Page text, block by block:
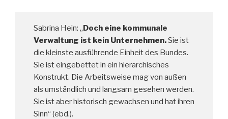
Sabrina Hein: „Doch eine kommunale
Verwaltung ist kein Unternehmen.Sie ist
die kleinste ausführende Einheit des Bundes.
Sie ist eingebettet in ein hierarchisches
Konstrukt. Die Arbeitsweise mag von außen
als umständlich und langsam gesehen werden.
Sie ist aber historisch gewachsen und hat ihren
Sinn“ (ebd.).